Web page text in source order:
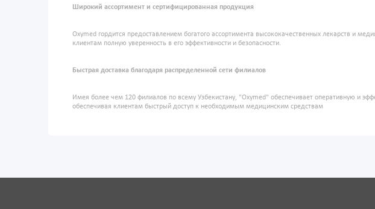
Широкий ассортимент и сертифицированная продукция
Oxymed гордится предоставлением богатого ассортимента высококачественных лекарств и
клиентам полную уверенность в его эффективности и безопасности.
Быстрая доставка благодаря распределенной сети филиалов
Имея более чем 120 филиалов по всему Узбекистану, "Oxymed" обеспечивает оперативную и
обеспечивая клиентам быстрый доступ к необходимым медицинским средствам